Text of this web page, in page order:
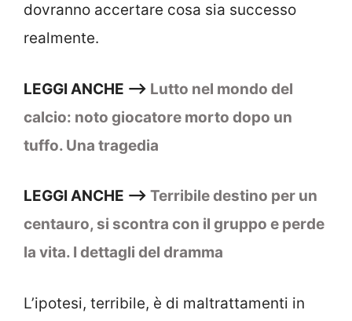
dovranno accertare cosa sia successo
realmente.
LEGGI ANCHE –> Lutto nel mondo del
calcio: noto giocatore morto dopo un
tuffo. Una tragedia
LEGGI ANCHE –> Terribile destino per un
centauro, si scontra con il gruppo e perde
la vita. I dettagli del dramma
L’ipotesi, terribile, è di maltrattamenti in